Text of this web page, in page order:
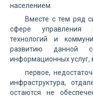
населением.
Вместе с тем ряд
сфере управления
технологий и
развитию данной
информационных услуг,
первое,
инфраструктура,
остаются не